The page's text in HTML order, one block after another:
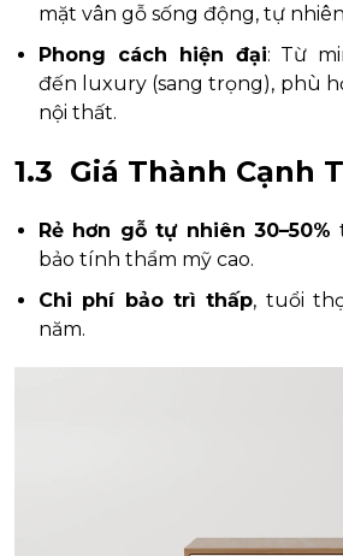
mặt vân gỗ sống động, tự
Phong cách hiện đại: Từ
đến luxury (sang trọng), phù
nội thất.
1.3 Giá Thành Cạnh
Rẻ hơn gỗ tự nhiên 30–50%
bảo tính thẩm mỹ cao.
Chi phí bảo trì thấp, tuổi
năm.